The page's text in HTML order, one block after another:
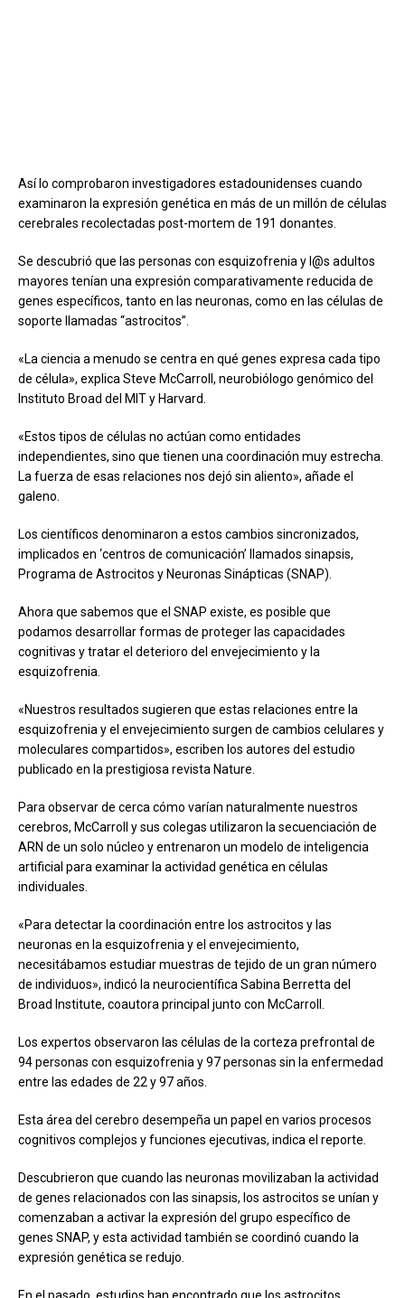
Así lo comprobaron investigadores estadounidenses cuando
examinaron la expresión genética en más de un millón de células
cerebrales recolectadas post-mortem de 191 donantes.
Se descubrió que las personas con esquizofrenia y l@s adultos
mayores tenían una expresión comparativamente reducida de
genes específicos, tanto en las neuronas, como en las células de
soporte llamadas “astrocitos”.
«La ciencia a menudo se centra en qué genes expresa cada tipo
de célula», explica Steve McCarroll, neurobiólogo genómico del
Instituto Broad del MIT y Harvard.
«Estos tipos de células no actúan como entidades
independientes, sino que tienen una coordinación muy estrecha.
La fuerza de esas relaciones nos dejó sin aliento», añade el
galeno.
Los científicos denominaron a estos cambios sincronizados,
implicados en ‘centros de comunicación’ llamados sinapsis,
Programa de Astrocitos y Neuronas Sinápticas (SNAP).
Ahora que sabemos que el SNAP existe, es posible que
podamos desarrollar formas de proteger las capacidades
cognitivas y tratar el deterioro del envejecimiento y la
esquizofrenia.
«Nuestros resultados sugieren que estas relaciones entre la
esquizofrenia y el envejecimiento surgen de cambios celulares y
moleculares compartidos», escriben los autores del estudio
publicado en la prestigiosa revista Nature.
Para observar de cerca cómo varían naturalmente nuestros
cerebros, McCarroll y sus colegas utilizaron la secuenciación de
ARN de un solo núcleo y entrenaron un modelo de inteligencia
artificial para examinar la actividad genética en células
individuales.
«Para detectar la coordinación entre los astrocitos y las
neuronas en la esquizofrenia y el envejecimiento,
necesitábamos estudiar muestras de tejido de un gran número
de individuos», indicó la neurocientífica Sabina Berretta del
Broad Institute, coautora principal junto con McCarroll.
Los expertos observaron las células de la corteza prefrontal de
94 personas con esquizofrenia y 97 personas sin la enfermedad
entre las edades de 22 y 97 años.
Esta área del cerebro desempeña un papel en varios procesos
cognitivos complejos y funciones ejecutivas, indica el reporte.
Descubrieron que cuando las neuronas movilizaban la actividad
de genes relacionados con las sinapsis, los astrocitos se unían y
comenzaban a activar la expresión del grupo específico de
genes SNAP, y esta actividad también se coordinó cuando la
expresión genética se redujo.
En el pasado, estudios han encontrado que los astrocitos